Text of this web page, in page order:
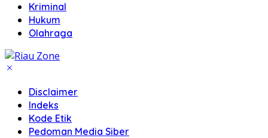
Kriminal
Hukum
Olahraga
Disclaimer
Indeks
Kode Etik
Pedoman Media Siber